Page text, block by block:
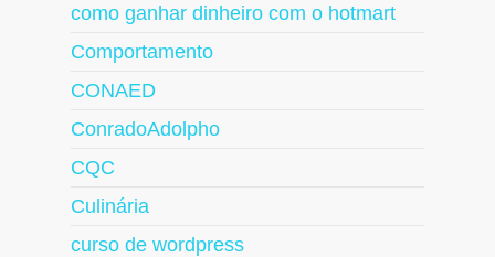
como ganhar dinheiro com o hotmart
Comportamento
CONAED
ConradoAdolpho
CQC
Culinária
curso de wordpress